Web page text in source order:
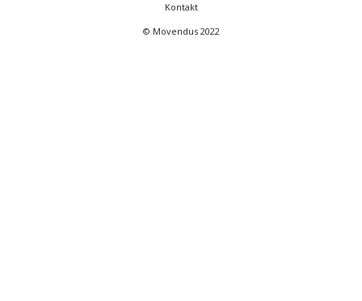
Kontakt
© Movendus 2022